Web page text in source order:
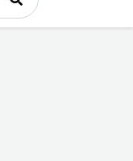
for results.